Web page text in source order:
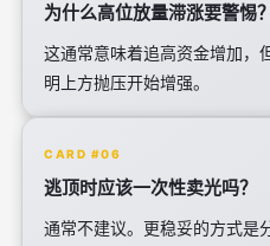
为什么高位放量滞涨要警惕？
这通常意味着追高资金增加，
明上方抛压开始增强。
CARD #06
逃顶时应该一次性卖光吗？
通常不建议。更稳妥的方式是